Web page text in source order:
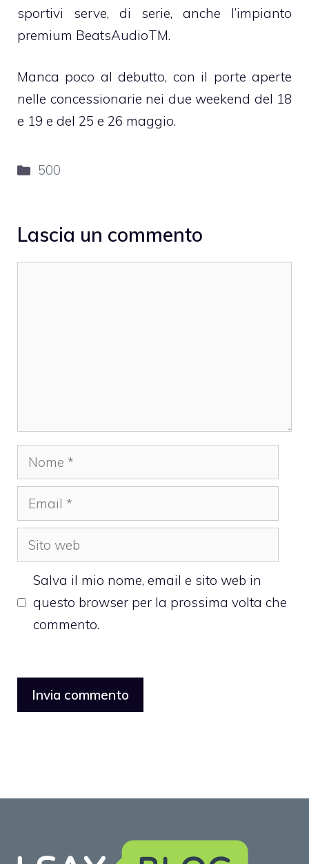
sportivi serve, di serie, anche l’impianto
premium BeatsAudioTM.
Manca poco al debutto, con il porte aperte
nelle concessionarie nei due weekend del 18
e 19 e del 25 e 26 maggio.
Categorie
500
Lascia un commento
Nome
Email
Sito
web
Salva il mio nome, email e sito web in
questo browser per la prossima volta che
commento.